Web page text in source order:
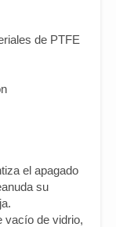
de PTFE
el apagado
su
vacío de vidrio,